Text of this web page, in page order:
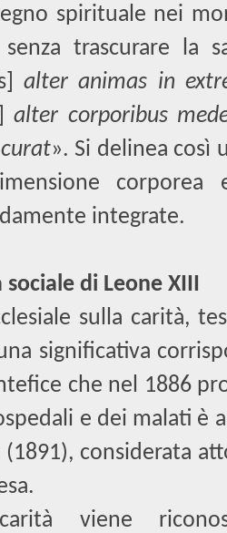
spirituale nei
trascurare la
alter animas in
alter corporibus
». Si delinea così
corporea
integrate.
di Leone XIII
sulla carità,
significativa
che nel 1886
e dei malati è
(1891), considerata
viene